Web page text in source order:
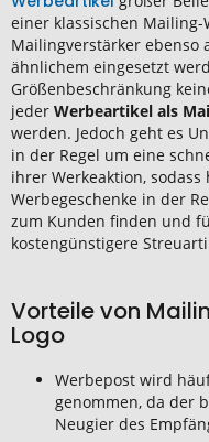
einer klassischen
Mailingverstärker ebenso
ähnlichem eingesetzt
Größenbeschränkung
jeder Werbeartikel als
werden. Jedoch geht es
in der Regel um eine
ihrer Werkeaktion, sodass
Werbegeschenke in der
zum Kunden finden und
kostengünstigere
Vorteile von
Logo
Werbepost wird
genommen, da der
Neugier des